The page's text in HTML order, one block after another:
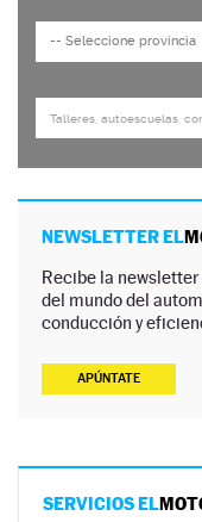
NEWSLETTER EL
Recibe la
del mundo del
conducción y
APÚNTATE
SERVICIOS EL